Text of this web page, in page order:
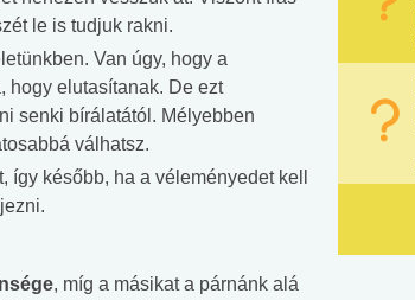
le is tudjuk rakni.
Van úgy, hogy a
hogy elutasítanak. De ezt
senki bírálatától. Mélyebben
válhatsz.
később, ha a véleményedet kell
, míg a másikat a párnánk alá